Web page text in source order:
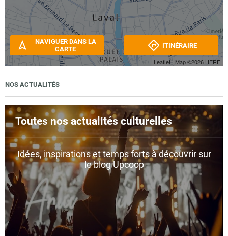
Leaflet| Map ©2026 HERE
NAVIGUER DANS LA
CARTE
ITINÉRAIRE
NOS ACTUALITÉS
Toutes nos actualités culturelles
Idées, inspirations et temps forts à découvrir sur
le blog Upcoop